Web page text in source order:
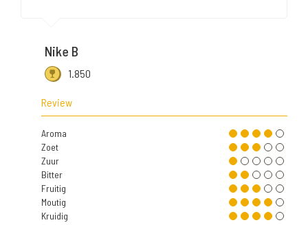
Nike B
1.850
Review
Aroma
Zoet
Zuur
Bitter
Fruitig
Moutig
Kruidig